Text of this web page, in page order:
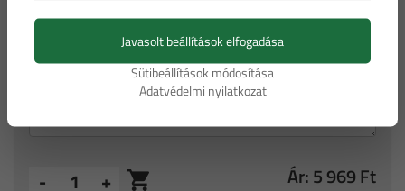
- + Ár: 5 969 Ft
Javasolt beállítások elfogadása
Sütibeállítások módosítása
Adatvédelmi nyilatkozat